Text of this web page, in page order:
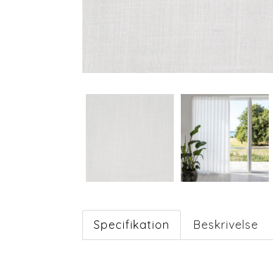
Specifikation Beskrivelse